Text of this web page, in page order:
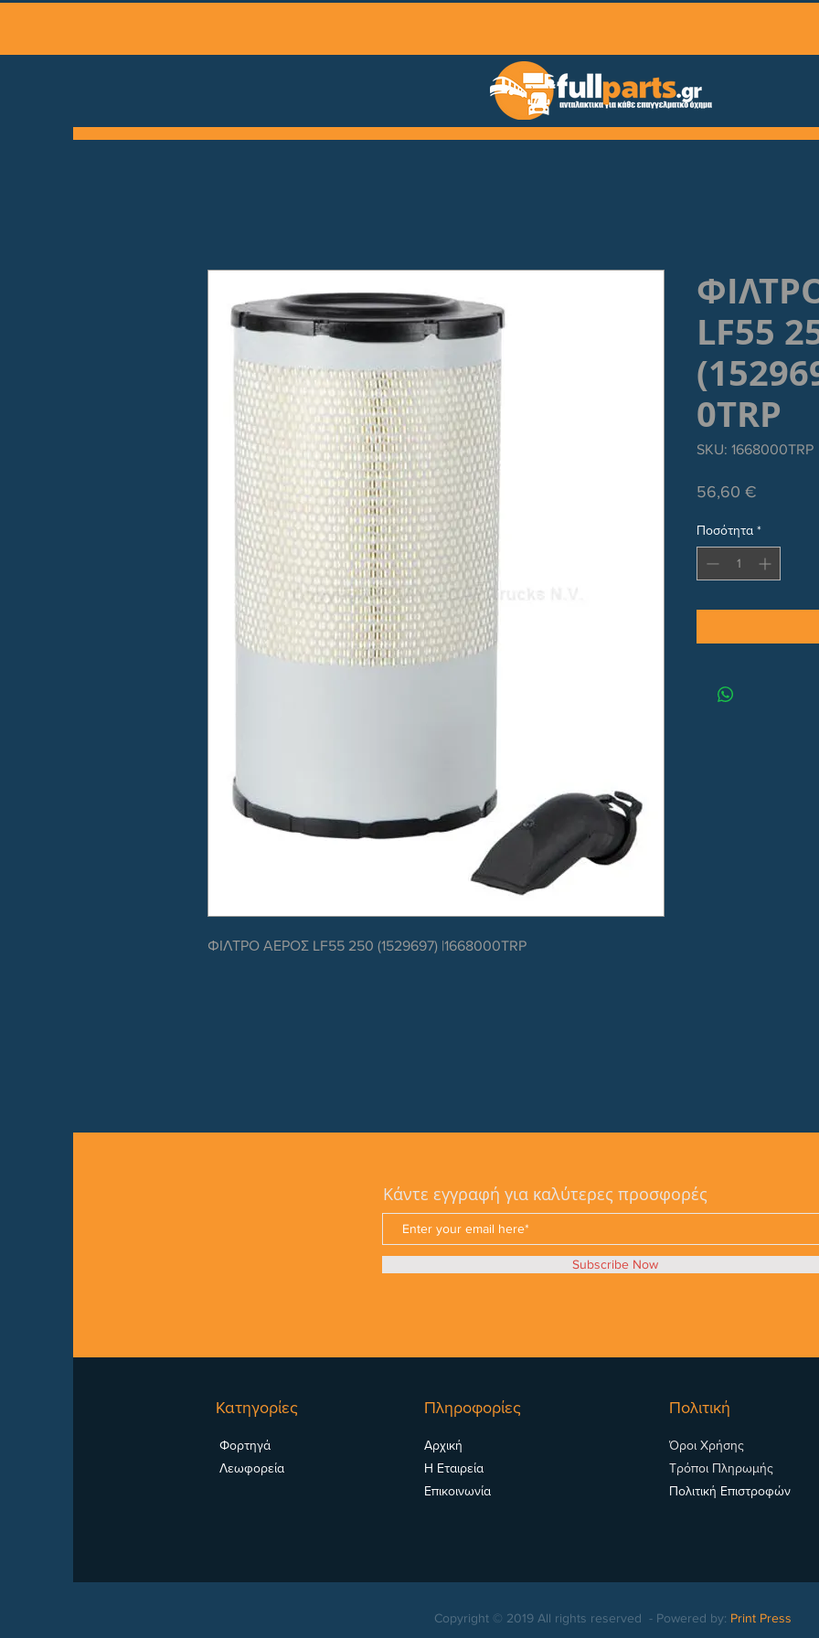
ΦΙΛΤΡΟ ΑΕΡΟΣ LF55 250 (1529697) |1668000TRP
LF55
0TRP
SKU: 1668000TRP
56,60 €
Ποσότητα *
Κάντε εγγραφή για καλύτερες προσφορές
Subscribe Now
Κατηγορίες
Φορτηγά
Λεωφορεία
Πληροφορίες
Αρχική
Η Εταιρεία
Επικοινωνία
Πολιτική
Όροι Χρήσης
Τρόποι Πληρωμής
Πολιτική Επιστροφών
Copyright © 2019 All rights reserved - Powered by: Print Press